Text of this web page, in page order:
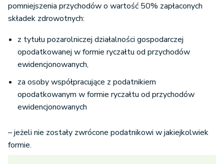
pomniejszenia przychodów o wartość 50% zapłaconych
składek zdrowotnych:
z tytułu pozarolniczej działalności gospodarczej
opodatkowanej w formie ryczałtu od przychodów
ewidencjonowanych,
za osoby współpracujące z podatnikiem
opodatkowanym w formie ryczałtu od przychodów
ewidencjonowanych
– jeżeli nie zostały zwrócone podatnikowi w jakiejkolwiek
formie.